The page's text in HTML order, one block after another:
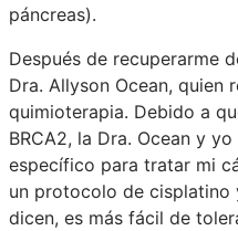
páncreas).
Después de recuperarme
Dra. Allyson Ocean, quien
quimioterapia. Debido a
BRCA2, la Dra. Ocean y
específico para tratar mi
un protocolo de cisplatino
dicen, es más fácil de